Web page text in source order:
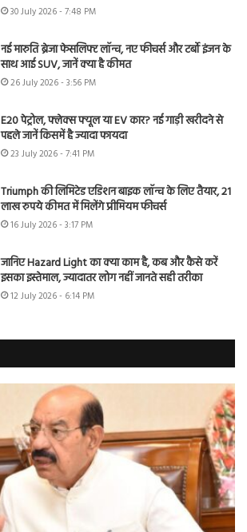
30 July 2026 - 7:48 PM
नई मारुति ब्रेजा फेसलिफ्ट लॉन्च, नए फीचर्स और टर्बो इंजन के
साथ आई SUV, जानें क्या है कीमत
26 July 2026 - 3:56 PM
E20 पेट्रोल, फ्लेक्स फ्यूल या EV कार? नई गाड़ी खरीदने से
पहले जानें किसमें है ज्यादा फायदा
23 July 2026 - 7:41 PM
Triumph की लिमिटेड एडिशन बाइक लॉन्च के लिए तैयार, 21
लाख रुपये कीमत में मिलेंगे प्रीमियम फीचर्स
16 July 2026 - 3:17 PM
जानिए Hazard Light का क्या काम है, कब और कैसे करें
इसका इस्तेमाल, ज्यादातर लोग नहीं जानते सही तरीका
12 July 2026 - 6:14 PM